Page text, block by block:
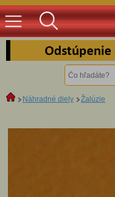
Náhradné diely Žalúzie